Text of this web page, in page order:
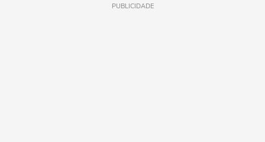
PUBLICIDADE